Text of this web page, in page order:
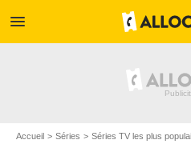
menu
Accueil Séries Séries TV les plus